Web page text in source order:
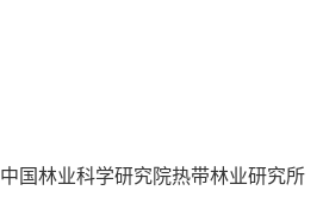
中国林业科学研究院热带林业研究所